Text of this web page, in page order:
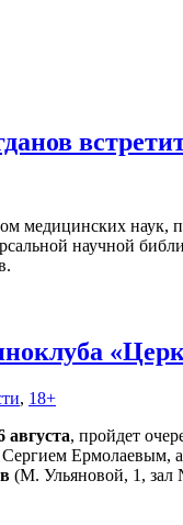
медицинских наук,
научной
, 18+
августа, пройдет
Ермолаевым,
(М. Ульяновой, 1, зал